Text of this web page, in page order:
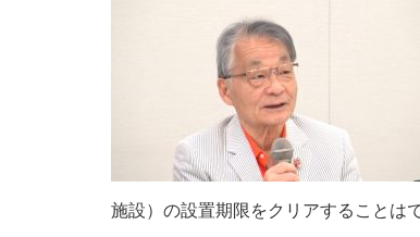
施設）の設置期限をクリアすることは